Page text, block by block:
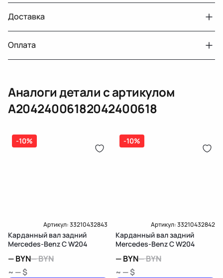
Авто
MercedesBenz C W204
Год
2010
Тег
Мерседес Бенс СКласс
Двигатели с навесным или без навесного
оборудования
30 дней
Датчик давления топлива, насос
топлива, ТНВД (бензин, дизель), форсунка
бензиновая (дизельная) механическая
(электрическая), инжектор
дозатор-распределитель топлива
14 дней
Доставка
Оплата
Оплата онлайн
Карта рассрочки онлайн
Аналоги детали с артикулом
A20424006182042400618
-10%
Артикул:33210432843
Карданный вал задний
Mercedes-Benz C W204
—BYN—BYN
~ — $
-10%
Артикул:33210432842
Карданный вал задний
Mercedes-Benz C W204
—BYN—BYN
~ — $